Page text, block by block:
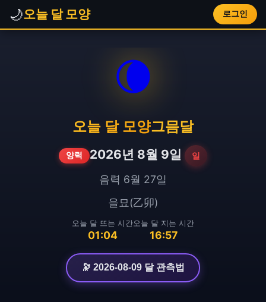
🌙오늘 달 모양 로그인
🌘
오늘 달 모양그믐달
양력 2026년 8월 9일 일
음력 6월 27일
을묘(乙卯)
오늘 달 뜨는 시간
01:04
오늘 달 지는 시간
16:57
🔭 2026-08-09 달 관측법